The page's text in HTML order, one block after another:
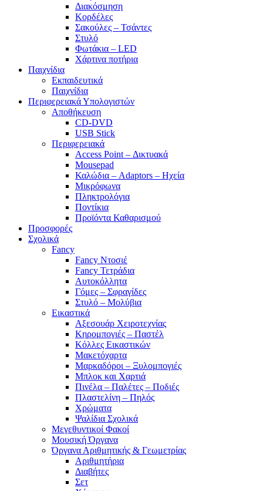
Διακόσμηση
Κορδέλες
Σακούλες – Τσάντες
Στυλό
Φωτάκια – LED
Χάρτινα ποτήρια
Παιχνίδια
Εκπαιδευτικά
Παιχνίδια
Περιφερειακά Υπολογιστών
Αποθήκευση
CD-DVD
USB Stick
Περιφερειακά
Access Point – Δικτυακά
Mousepad
Καλώδια – Adaptors – Ηχεία
Μικρόφωνα
Πληκτρολόγια
Ποντίκια
Προϊόντα Καθαρισμού
Προσφορές
Σχολικά
Fancy
Fancy Ντοσιέ
Fancy Τετράδια
Αυτοκόλλητα
Γόμες – Σφραγίδες
Στυλό – Μολύβια
Εικαστικά
Αξεσουάρ Χειροτεχνίας
Κηρομπογιές – Παστέλ
Κόλλες Εικαστικών
Μακετόχαρτα
Μαρκαδόροι – Ξυλομπογιές
Μπλοκ και Χαρτιά
Πινέλα – Παλέτες – Ποδιές
Πλαστελίνη – Πηλός
Χρώματα
Ψαλίδια Σχολικά
Μεγεθυντικοί Φακοί
Μουσική Όργανα
Όργανα Αριθμητικής & Γεωμετρίας
Αριθμητήρια
Διαβήτες
Σετ